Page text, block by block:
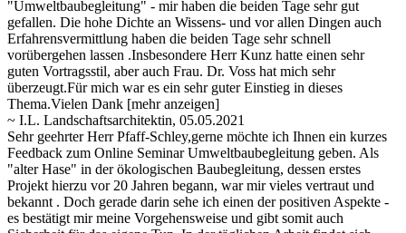
"Umweltbaubegleitung" - mir haben die beiden Tage sehr gut
gefallen. Die hohe Dichte an Wissens- und vor allen Dingen auch
Erfahrensvermittlung haben die beiden Tage sehr schnell
vorübergehen lassen .Insbesondere Herr Kunz hatte einen sehr
guten Vortragsstil, aber auch Frau. Dr. Voss hat mich sehr
überzeugt.Für mich war es ein sehr guter Einstieg in dieses
Thema.Vielen Dank [mehr anzeigen]
~ I.L. Landschaftsarchitektin, 05.05.2021
Sehr geehrter Herr Pfaff-Schley,gerne möchte ich Ihnen ein kurzes
Feedback zum Online Seminar Umweltbaubegleitung geben. Als
"alter Hase" in der ökologischen Baubegleitung, dessen erstes
Projekt hierzu vor 20 Jahren begann, war mir vieles vertraut und
bekannt . Doch gerade darin sehe ich einen der positiven Aspekte -
es bestätigt mir meine Vorgehensweise und gibt somit auch